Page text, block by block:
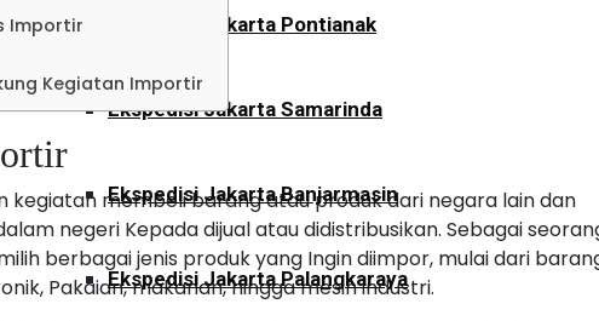
Ekspedisi Jakarta Pontianak
Ekspedisi Jakarta Samarinda
Ekspedisi Jakarta Banjarmasin
Ekspedisi Jakarta Palangkaraya
Importir
Kegiatan Importir
kegiatan membeli barang atau produk dari negara lain dan
negeri Kepada dijual atau didistribusikan. Sebagai
berbagai jenis produk yang Ingin diimpor, mulai dari
Pakaian, makanan, hingga mesin industri.